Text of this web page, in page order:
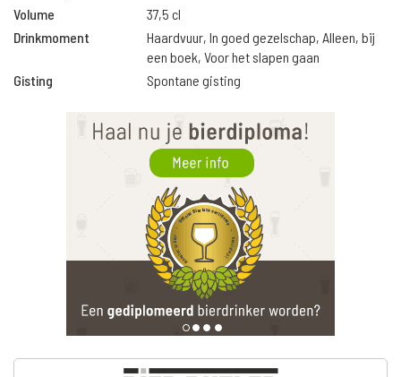
Volume
37,5 cl
Drinkmoment
Haardvuur, In goed gezelschap, Alleen, bij
een boek, Voor het slapen gaan
Gisting
Spontane gisting